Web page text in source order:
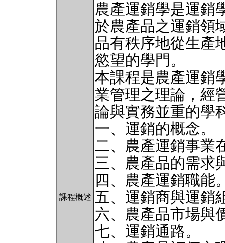
課程概述
農產運銷學是運銷
於農產品之運銷領
品有秩序地從生產
慾望的學門。
本課程是農產運銷
業管理之理論，經
論與實務並重的學
一、運銷的概念。
二、農產運銷事業
三、農產品的需求
四、農產運銷職能
五、運銷商與運銷
六、農產品市場與
七、運銷通路。